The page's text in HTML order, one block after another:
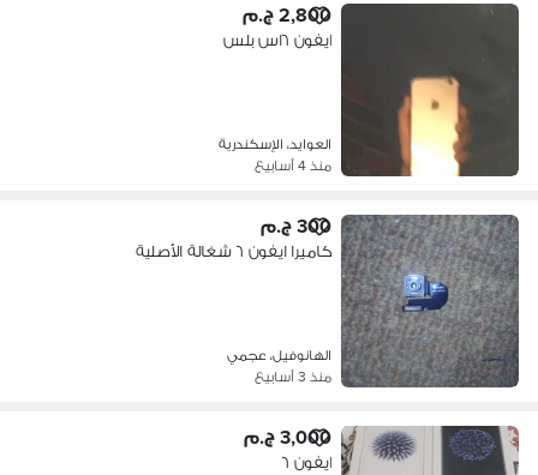
2,800 ج.م
ايفون ٦اس بلس
العوايد، الإسكندرية
منذ 4 أسابيع
300 ج.م
كاميرا ايفون ٦ شغالة الأصلية
الهانوفيل، عجمي
منذ 3 أسابيع
3,000 ج.م
ايفون ٦